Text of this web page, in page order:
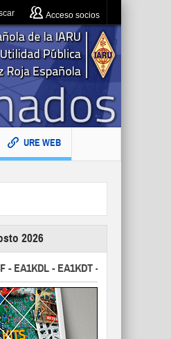
Acceso socios
URE WEB
2026
- EA1KDT - EA2FBJ - EA2FJU -